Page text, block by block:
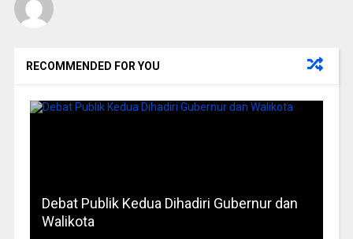
RECOMMENDED FOR YOU
Debat Publik Kedua Dihadiri Gubernur dan
Walikota